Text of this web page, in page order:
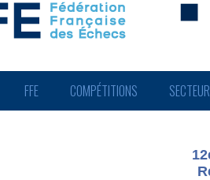
FFE COMPÉTITIONS